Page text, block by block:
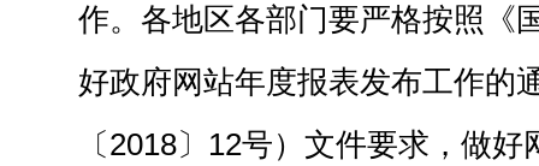
作。各地区各部门要严格按照《
好政府网站年度报表发布工作的
〔2018〕12号）文件要求，做